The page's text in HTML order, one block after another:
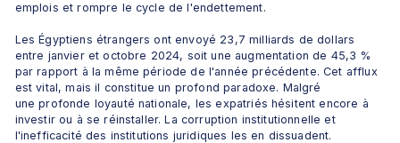
emplois et rompre le cycle de l'endettement.
Les Égyptiens étrangers ont envoyé 23,7 milliards de dollars
entre janvier et octobre 2024, soit une augmentation de 45,3 %
par rapport à la même période de l'année précédente. Cet afflux
est vital, mais il constitue un profond paradoxe. Malgré
une profonde loyauté nationale, les expatriés hésitent encore à
investir ou à se réinstaller. La corruption institutionnelle et
l'inefficacité des institutions juridiques les en dissuadent.